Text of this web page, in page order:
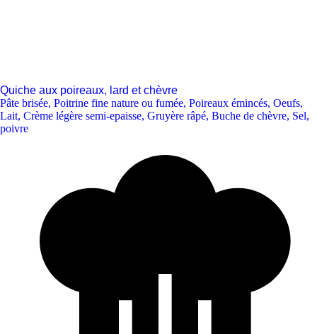
Quiche aux poireaux, lard et chèvre
Pâte brisée, Poitrine fine nature ou fumée, Poireaux émincés, Oeufs,
Lait, Crème légère semi-epaisse, Gruyère râpé, Buche de chèvre, Sel,
poivre